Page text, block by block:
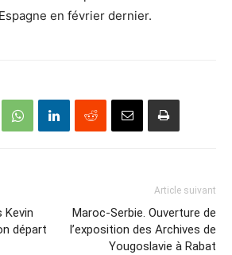
en février dernier.
Kevin
départ
Article suivant
Maroc-Serbie. Ouverture de
l’exposition des Archives de
Yougoslavie à Rabat